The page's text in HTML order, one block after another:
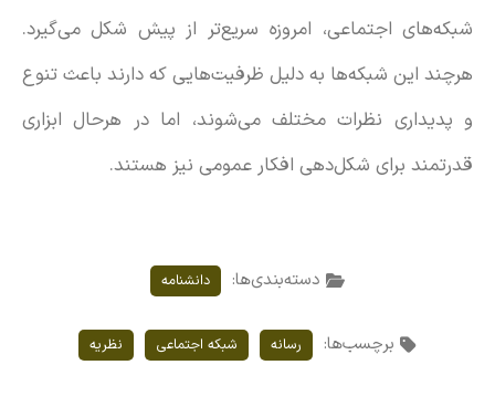
شبکه‌های اجتماعی، امروزه سریع‌‌تر از پیش شکل می‌گیرد.
هرچند این شبکه‌ها به دلیل ظرفیت‌هایی که دارند باعث تنوع
و پدیداری نظرات مختلف می‌شوند، اما در هرحال ابزاری
قدرتمند برای شکل‌دهی افکار عمومی نیز هستند.
دسته‌بندی‌ها: دانشنامه
برچسب‌ها: رسانه شبکه اجتماعی نظریه